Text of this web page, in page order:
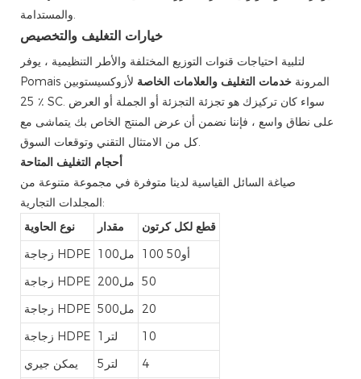
والمستدامة.
خيارات التغليف والتخصيص
لتلبية احتياجات قنوات التوزيع المختلفة والأطر التنظيمية ، يوفر
Pomais المرونة خدمات التغليف والعلامات الخاصة لأزوكسيستوبين
25 ٪ SC. سواء كان تركيزك هو تجزئة التجزئة أو الجملة أو العرض
على نطاق واسع ، فإننا نضمن أن عرض المنتج الخاص بك يتماشى مع
كل من الامتثال التقني وتوقعات السوق.
أحجام التغليف المتاحة
صياغة السائل القياسية لدينا متوفرة في مجموعة متنوعة من
المجلدات التجارية:
نوع الحاوية
مقدار
قطع لكل كرتون
زجاجة HDPE
مل100
أو50 100
زجاجة HDPE
مل200 50
زجاجة HDPE
مل500
20
زجاجة HDPE
لتر1
10
يمكن جيري
لتر5 4